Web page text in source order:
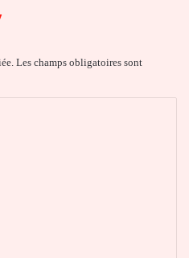
Les champs obligatoires sont